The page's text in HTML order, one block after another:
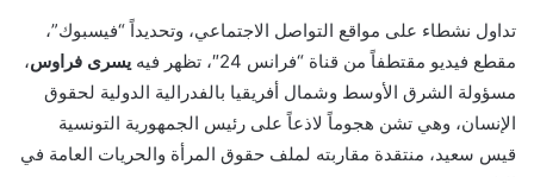
تداول نشطاء على مواقع التواصل الاجتماعي، وتحديداً “فيسبوك”،
مقطع فيديو مقتطفاً من قناة “فرانس 24″، تظهر فيه
يسرى فراوس،
مسؤولة الشرق الأوسط وشمال أفريقيا بالفدرالية الدولية لحقوق
الإنسان، وهي تشن هجوماً لاذعاً على رئيس الجمهورية التونسية
قيس سعيد، منتقدة مقاربته لملف حقوق المرأة والحريات العامة في